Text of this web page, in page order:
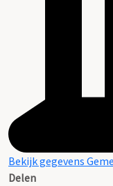
Bekijk gegevens
Delen